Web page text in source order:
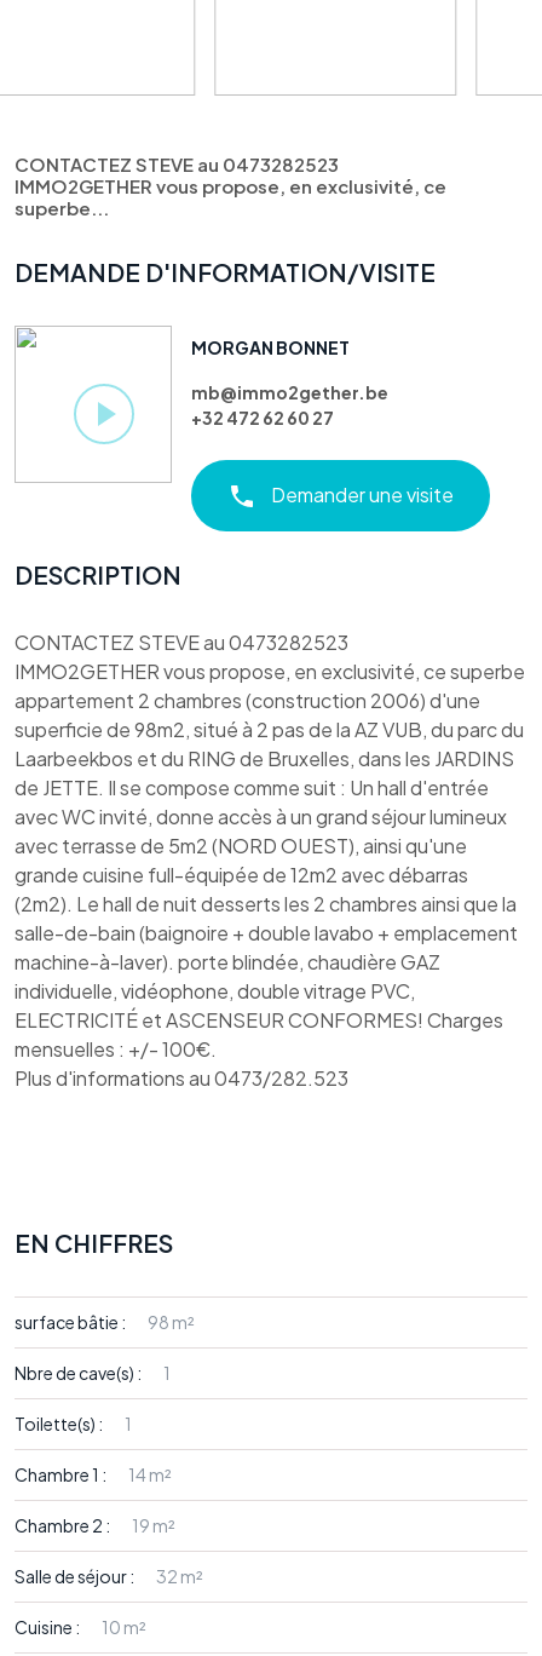
CONTACTEZ STEVE au 0473282523
IMMO2GETHER vous propose, en exclusivité, ce
superbe...
DEMANDE D'INFORMATION/VISITE
MORGAN BONNET
mb@immo2gether.be
+32 472 62 60 27
Demander une visite
DESCRIPTION
CONTACTEZ STEVE au 0473282523
IMMO2GETHER vous propose, en exclusivité, ce superbe
appartement 2 chambres (construction 2006) d'une
superficie de 98m2, situé à 2 pas de la AZ VUB, du parc du
Laarbeekbos et du RING de Bruxelles, dans les JARDINS
de JETTE. Il se compose comme suit : Un hall d'entrée
avec WC invité, donne accès à un grand séjour lumineux
avec terrasse de 5m2 (NORD OUEST), ainsi qu'une
grande cuisine full-équipée de 12m2 avec débarras
(2m2). Le hall de nuit desserts les 2 chambres ainsi que la
salle-de-bain (baignoire + double lavabo + emplacement
machine-à-laver). porte blindée, chaudière GAZ
individuelle, vidéophone, double vitrage PVC,
ELECTRICITÉ et ASCENSEUR CONFORMES! Charges
mensuelles : +/- 100€.
Plus d'informations au 0473/282.523
EN CHIFFRES
surface bâtie : 98 m²
Nbre de cave(s) : 1
Toilette(s) : 1
Chambre 1 : 14 m²
Chambre 2 : 19 m²
Salle de séjour : 32 m²
Cuisine : 10 m²